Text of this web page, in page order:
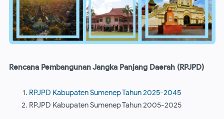
Rencana Pembangunan Jangka Panjang Daerah (RPJPD)
RPJPD Kabupaten Sumenep Tahun 2025-2045
RPJPD Kabupaten Sumenep Tahun 2005-2025